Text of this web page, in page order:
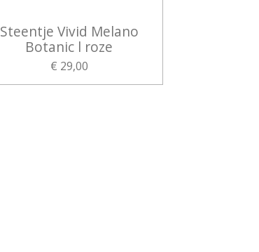
Steentje Vivid Melano
Botanic l roze
€ 29,00